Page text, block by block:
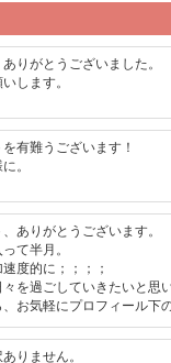
りがとうございました。
します。
有難うございます！
。
ありがとうございます。
て半月。
度的に；；；；
を過ごしていきたいと思い
お気軽にプロフィール下
りません。